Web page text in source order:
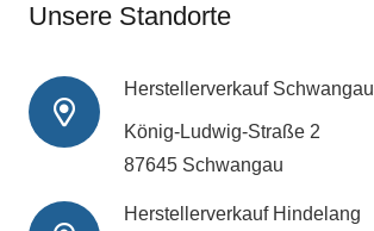
Unsere Standorte
Herstellerverkauf Schwangau
König-Ludwig-Straße 2
87645 Schwangau
Herstellerverkauf Hindelang